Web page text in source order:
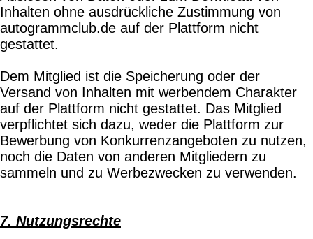
Inhalten ohne ausdrückliche Zustimmung von
autogrammclub.de auf der Plattform nicht
gestattet.
Dem Mitglied ist die Speicherung oder der
Versand von Inhalten mit werbendem Charakter
auf der Plattform nicht gestattet. Das Mitglied
verpflichtet sich dazu, weder die Plattform zur
Bewerbung von Konkurrenzangeboten zu nutzen,
noch die Daten von anderen Mitgliedern zu
sammeln und zu Werbezwecken zu verwenden.
7. Nutzungsrechte